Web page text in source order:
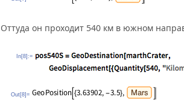
Оттуда он проходит 540 км в южном
In[8]:=
Out[8]=